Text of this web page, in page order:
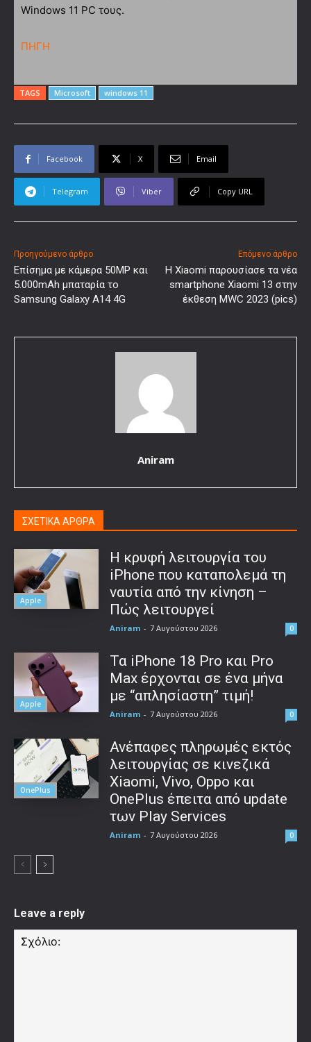
Windows 11 PC τους.
ΠΗΓΗ
TAGS Microsoft windows 11
Facebook X Email
Telegram Viber Copy URL
Προηγούμενο άρθρο
Επίσημα με κάμερα 50MP και
5.000mAh μπαταρία το
Samsung Galaxy A14 4G
Επόμενο άρθρο
Η Xiaomi παρουσίασε τα νέα
smartphone Xiaomi 13 στην
έκθεση MWC 2023 (pics)
Aniram
ΣΧΕΤΙΚΑ ΑΡΘΡΑ
Apple
Η κρυφή λειτουργία του
iPhone που καταπολεμά τη
ναυτία από την κίνηση –
Πώς λειτουργεί
Aniram - 7 Αυγούστου 2026 0
Apple
Τα iPhone 18 Pro και Pro
Max έρχονται σε ένα μήνα
με “απλησίαστη” τιμή!
Aniram - 7 Αυγούστου 2026 0
OnePlus
Ανέπαφες πληρωμές εκτός
λειτουργίας σε κινεζικά
Xiaomi, Vivo, Oppo και
OnePlus έπειτα από update
των Play Services
Aniram - 7 Αυγούστου 2026 0
Leave a reply